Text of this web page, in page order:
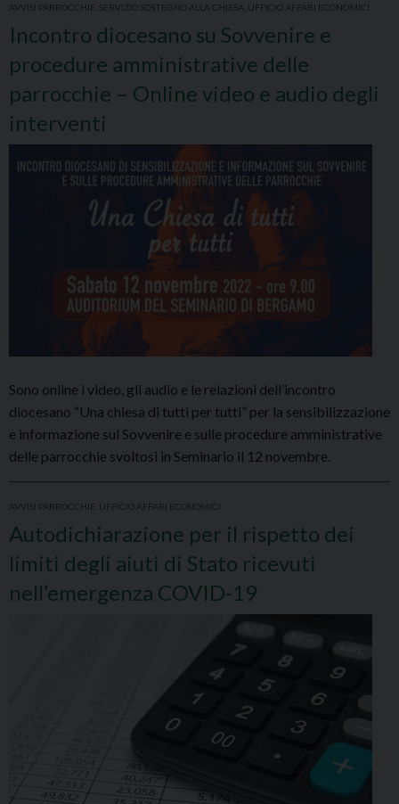
AVVISI PARROCCHIE SERVIZIO SOSTEGNO ALLA CHIESA UFFICIO AFFARI ECONOMICI
Incontro diocesano su Sovvenire e
procedure amministrative delle
parrocchie – Online video e audio degli
interventi
Sono online i video, gli audio e le relazioni dell’incontro
diocesano “Una chiesa di tutti per tutti” per la sensibilizzazione
e informazione sul Sovvenire e sulle procedure amministrative
delle parrocchie svoltosi in Seminario il 12 novembre.
AVVISI PARROCCHIE UFFICIO AFFARI ECONOMICI
Autodichiarazione per il rispetto dei
limiti degli aiuti di Stato ricevuti
nell’emergenza COVID-19